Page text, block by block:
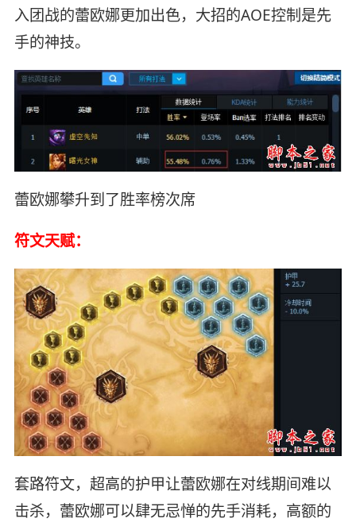
入团战的蕾欧娜更加出色，大招的AOE控制是先
手的神技。
蕾欧娜攀升到了胜率榜次席
符文天赋：
套路符文，超高的护甲让蕾欧娜在对线期间难以
击杀，蕾欧娜可以肆无忌惮的先手消耗，高额的